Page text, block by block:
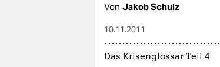
Von Jakob Schulz
10.11.2011
Das Krisenglossar Teil 4